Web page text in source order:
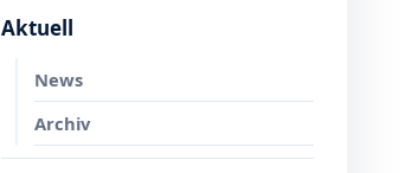
Aktuell
News
Archiv